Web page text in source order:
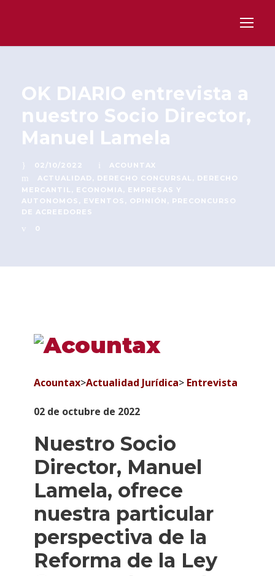
OK DIARIO entrevista a
nuestro Socio Director,
Manuel Lamela
02/10/2022
ACOUNTAX
ACTUALIDAD , DERECHO CONCURSAL , DERECHO
MERCANTIL , ECONOMIA, EMPRESAS Y
AUTONOMOS , EVENTOS , OPINIÓN , PRECONCURSO
DE ACREEDORES
0
Acountax>Actualidad Jurídica> Entrevista
02 de octubre de 2022
Nuestro Socio
Director, Manuel
Lamela, ofrece
nuestra particular
perspectiva de la
Reforma de la Ley